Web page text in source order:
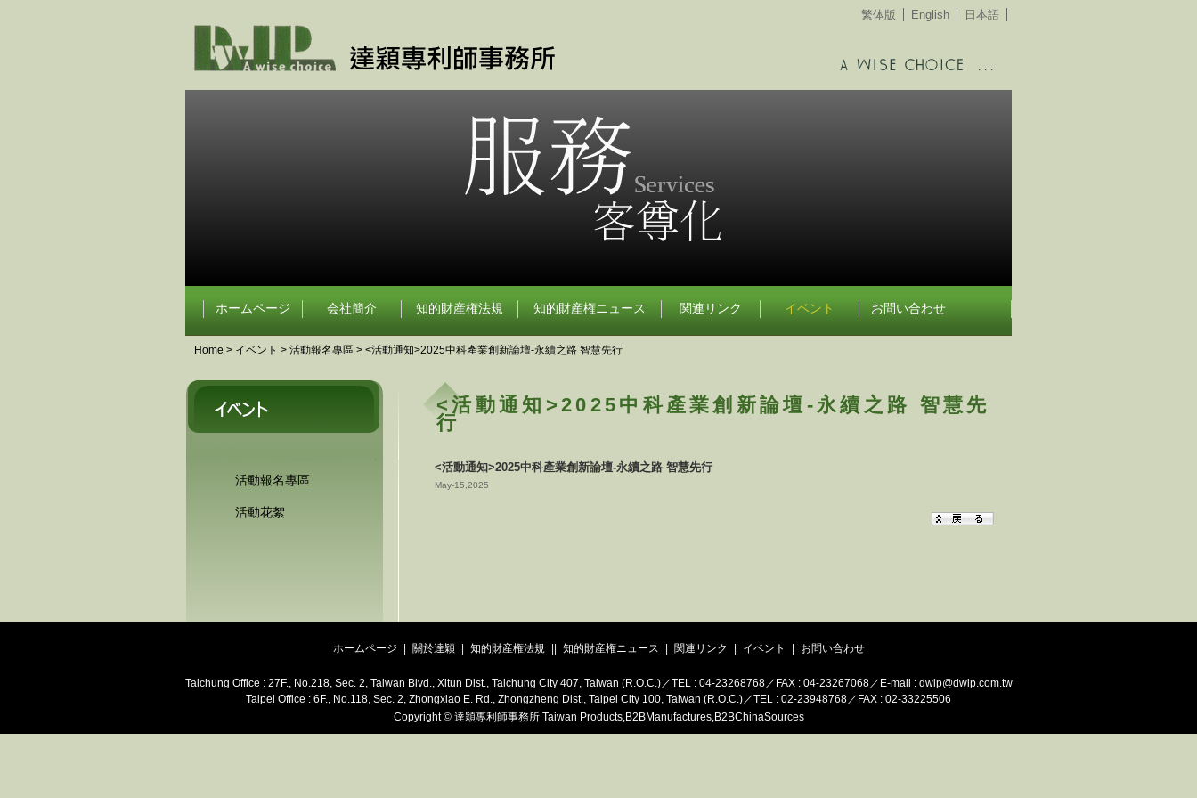
繁体版 English 日本語
ホームページ 会社簡介 知的財産権法規 知的財産権ニュース 関連リンク イベント お問い合わせ
Home > イベント > 活動報名專區 > <活動通知>2025中科產業創新論壇-永續之路 智慧先行
<活動通知>2025中科產業創新論壇-永續之路 智慧先
行
<活動通知>2025中科產業創新論壇-永續之路 智慧先行
May-15,2025
活動報名專區
活動花絮
ホームページ 關於達穎 知的財産権法規 知的財産権ニュース 関連リンク イベント お問い合わせ
Taichung Office : 27F., No.218, Sec. 2, Taiwan Blvd., Xitun Dist., Taichung City 407, Taiwan (R.O.C.)／TEL : 04-23268768／FAX : 04-23267068／E-mail : dwip@dwip.com.tw
Taipei Office : 6F., No.118, Sec. 2, Zhongxiao E. Rd., Zhongzheng Dist., Taipei City 100, Taiwan (R.O.C.)／TEL : 02-23948768／FAX : 02-33225506
Copyright©達穎專利師事務所 Taiwan Products,B2BManufactures,B2BChinaSources